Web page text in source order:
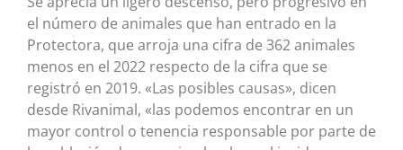
el número de animales que han entrado en la
Protectora, que arroja una cifra de 362 animales
menos en el 2022 respecto de la cifra que se
registró en 2019. «Las posibles causas», dicen
desde Rivanimal, «las podemos encontrar en un
mayor control o tenencia responsable por parte de